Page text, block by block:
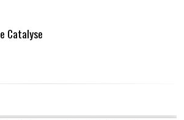
Catalyse